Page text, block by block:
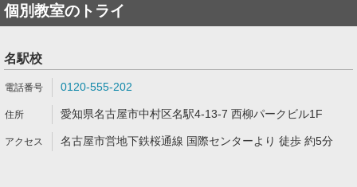
個別教室のトライ
名駅校
0120-555-202
愛知県名古屋市中村区名駅4-13-7 西柳パークビル1F
名古屋市営地下鉄桜通線 国際センターより 徒歩 約5分